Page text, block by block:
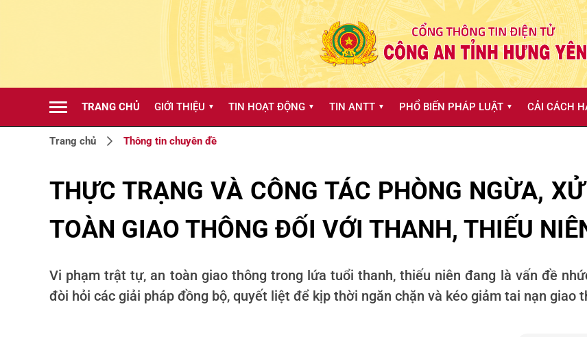
TRANG CHỦ GIỚI THIỆU ▼ TIN HOẠT ĐỘNG ▼ TIN ANTT ▼ PHỔ BIẾN PHÁP LUẬT ▼ CẢI CÁCH
Trang chủ Thông tin chuyên đề
THỰC TRẠNG VÀ CÔNG TÁC PHÒNG NGỪA,
TOÀN GIAO THÔNG ĐỐI VỚI THANH, THIẾU
Vi phạm trật tự, an toàn giao thông trong lứa tuổi thanh, thiếu niên đang là vấn đề
đòi hỏi các giải pháp đồng bộ, quyết liệt để kịp thời ngăn chặn và kéo giảm tai nạn giao